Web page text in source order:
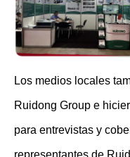
Los medios locales
Ruidong Group e
para entrevistas y